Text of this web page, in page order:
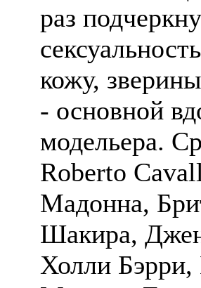
раз
кожу,
- основной
модельера.
Roberto
Мадонна,
Шакира,
Холли